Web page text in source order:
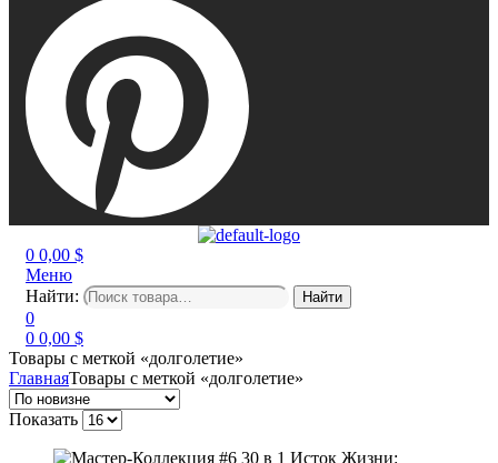
0 0,00 $
Меню
Найти:
Найти
0
0 0,00 $
Товары с меткой «долголетие»
ГлавнаяТовары с меткой «долголетие»
Показать